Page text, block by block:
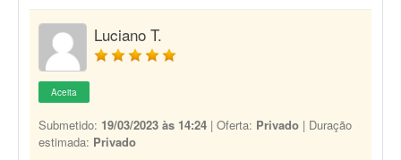
Luciano T.
Aceita
Submetido: 19/03/2023 às 14:24 | Oferta: Privado | Duração
estimada: Privado